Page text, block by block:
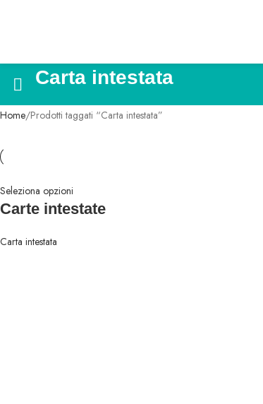
Carta intestata
Home Prodotti taggati “Carta intestata”
Seleziona opzioni
Carte intestate
Carta intestata